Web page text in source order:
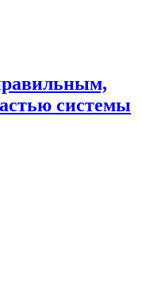
системы